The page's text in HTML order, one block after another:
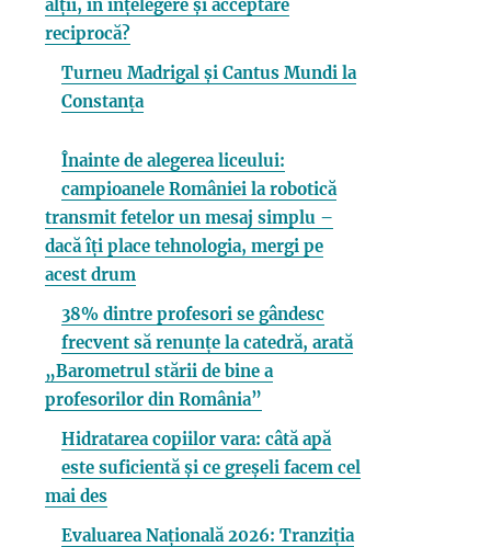
alții, în înțelegere și acceptare
reciprocă?
Turneu Madrigal și Cantus Mundi la
Constanța
Înainte de alegerea liceului:
campioanele României la robotică
transmit fetelor un mesaj simplu –
dacă îți place tehnologia, mergi pe
acest drum
38% dintre profesori se gândesc
frecvent să renunțe la catedră, arată
„Barometrul stării de bine a
profesorilor din România”
Hidratarea copiilor vara: câtă apă
este suficientă și ce greșeli facem cel
mai des
Evaluarea Națională 2026: Tranziția